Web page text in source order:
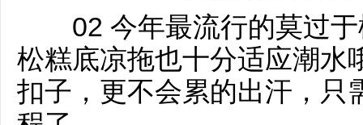
02 今年最流行的莫过于
松糕底凉拖也十分适应潮水
扣子，更不会累的出汗，只